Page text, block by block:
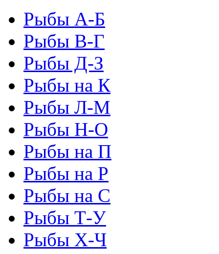
Рыбы А-Б
Рыбы В-Г
Рыбы Д-З
Рыбы на К
Рыбы Л-М
Рыбы Н-О
Рыбы на П
Рыбы на Р
Рыбы на С
Рыбы Т-У
Рыбы Х-Ч